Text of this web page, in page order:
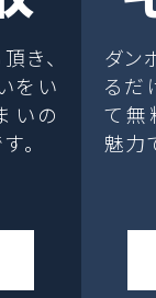
き、
をい
いの
。
ダン
るだ
て無
魅力